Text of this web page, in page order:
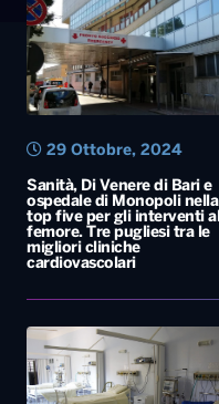
Sanità, Di Venere di Bari e
ospedale di Monopoli nella
top five per gli interventi al
femore. Tre pugliesi tra le
migliori cliniche
cardiovascolari
29 Ottobre, 2024